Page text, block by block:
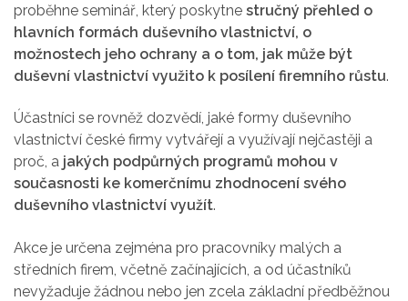
proběhne seminář, který poskytne stručný přehled o
hlavních formách duševního vlastnictví, o
možnostech jeho ochrany a o tom, jak může být
duševní vlastnictví využito k posílení firemního růstu.
Účastníci se rovněž dozvědí, jaké formy duševního
vlastnictví české firmy vytvářejí a využívají nejčastěji a
proč, a jakých podpůrných programů mohou v
současnosti ke komerčnímu zhodnocení svého
duševního vlastnictví využít.
Akce je určena zejména pro pracovníky malých a
středních firem, včetně začínajících, a od účastníků
nevyžaduje žádnou nebo jen zcela základní předběžnou